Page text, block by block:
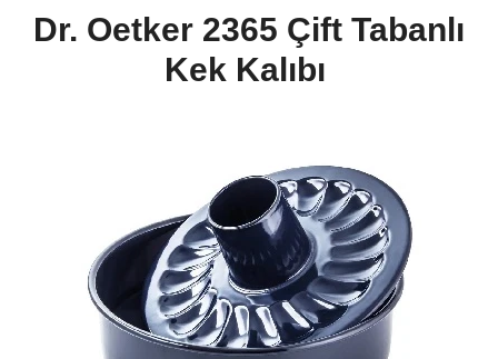
Dr. Oetker 2365 Çift Tabanlı
Kek Kalıbı